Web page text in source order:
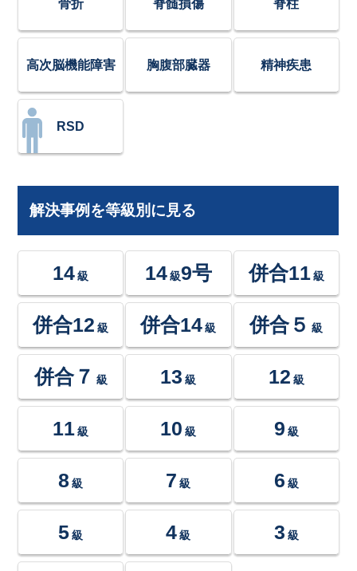
骨折 脊髄損傷 脊柱
高次脳機能障害 胸腹部臓器 精神疾患
RSD
解決事例を等級別に見る
14 級 14級9号 併合11 級
併合12 級 併合14 級 併合５ 級
併合７ 級 13 級 12 級
11 級 10 級 9 級
8 級 7 級 6 級
5 級 4 級 3 級